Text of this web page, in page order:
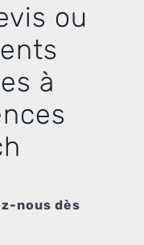
ou
à
nous dès